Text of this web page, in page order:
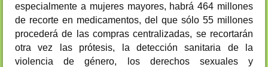
especialmente a mujeres mayores, habrá 464 millones
de recorte en medicamentos, del que sólo 55 millones
procederá de las compras centralizadas, se recortarán
otra vez las prótesis, la detección sanitaria de la
violencia de género, los derechos sexuales y